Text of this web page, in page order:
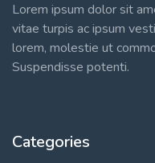
Lorem ipsum dolor sit
vitae turpis ac ipsum
lorem, molestie ut
Suspendisse potenti.
Categories